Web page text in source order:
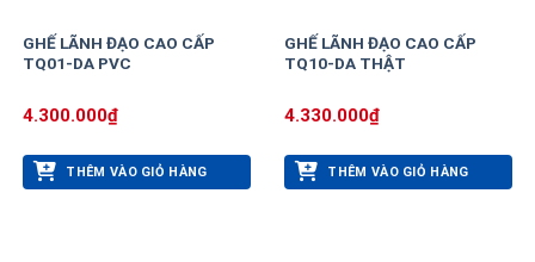
GHẾ LÃNH ĐẠO CAO CẤP
TQ01-DA PVC
4.300.000₫
THÊM VÀO GIỎ HÀNG
GHẾ LÃNH ĐẠO CAO CẤP
TQ10-DA THẬT
4.330.000₫
THÊM VÀO GIỎ HÀNG